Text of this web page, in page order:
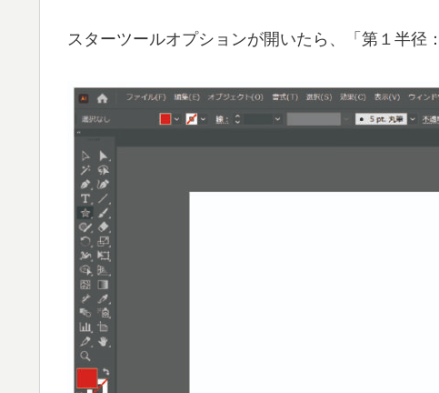
スターツールオプションが開いたら、「第１半径